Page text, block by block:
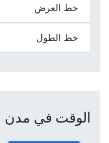
خط العرض
خط الطول
الوقت في مدن